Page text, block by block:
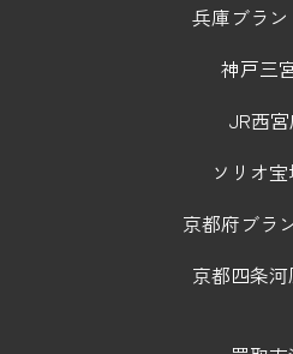
兵庫ブラ
神戸三
JR西
ソリオ
京都府ブラ
京都四条